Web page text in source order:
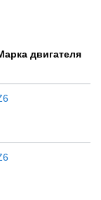
двигателя